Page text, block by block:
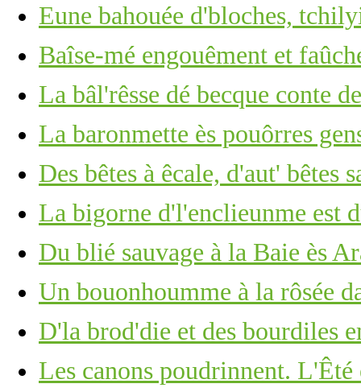
Eune bahouée d'bloches,
Baîse-mé engouêment et
La bâl'rêsse dé becque conte
La baronmette ès pouôrres
Des bêtes à êcale, d'aut' bêtes
La bigorne d'l'enclieunme est
Du blié sauvage à la Baie ès
Un bouonhoumme à la rôsée
D'la brod'die et des bourdiles
Les canons poudrinnent.